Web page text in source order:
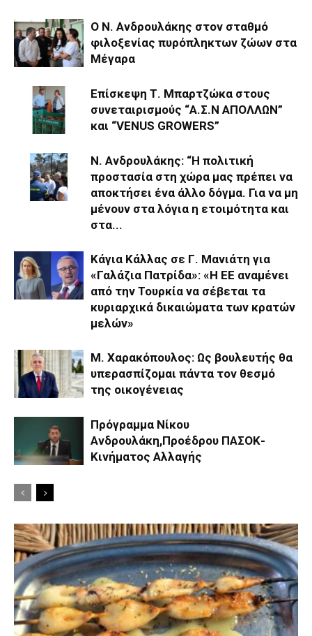
Ο Ν. Ανδρουλάκης στον σταθμό
φιλοξενίας πυρόπληκτων ζώων στα
Μέγαρα
Επίσκεψη Τ. Μπαρτζώκα στους
συνεταιρισμούς “Α.Σ.Ν ΑΠΟΛΛΩΝ”
και “VENUS GROWERS”
Ν. Ανδρουλάκης: “Η πολιτική
προστασία στη χώρα μας πρέπει να
αποκτήσει ένα άλλο δόγμα. Για να μη
μένουν στα λόγια η ετοιμότητα και
στα...
Κάγια Κάλλας σε Γ. Μανιάτη για
«Γαλάζια Πατρίδα»: «Η ΕΕ αναμένει
από την Τουρκία να σέβεται τα
κυριαρχικά δικαιώματα των κρατών
μελών»
Μ. Χαρακόπουλος: Ως βουλευτής θα
υπερασπίζομαι πάντα τον θεσμό
της οικογένειας
Πρόγραμμα Νίκου
Ανδρουλάκη,Προέδρου ΠΑΣΟΚ-
Κινήματος Αλλαγής